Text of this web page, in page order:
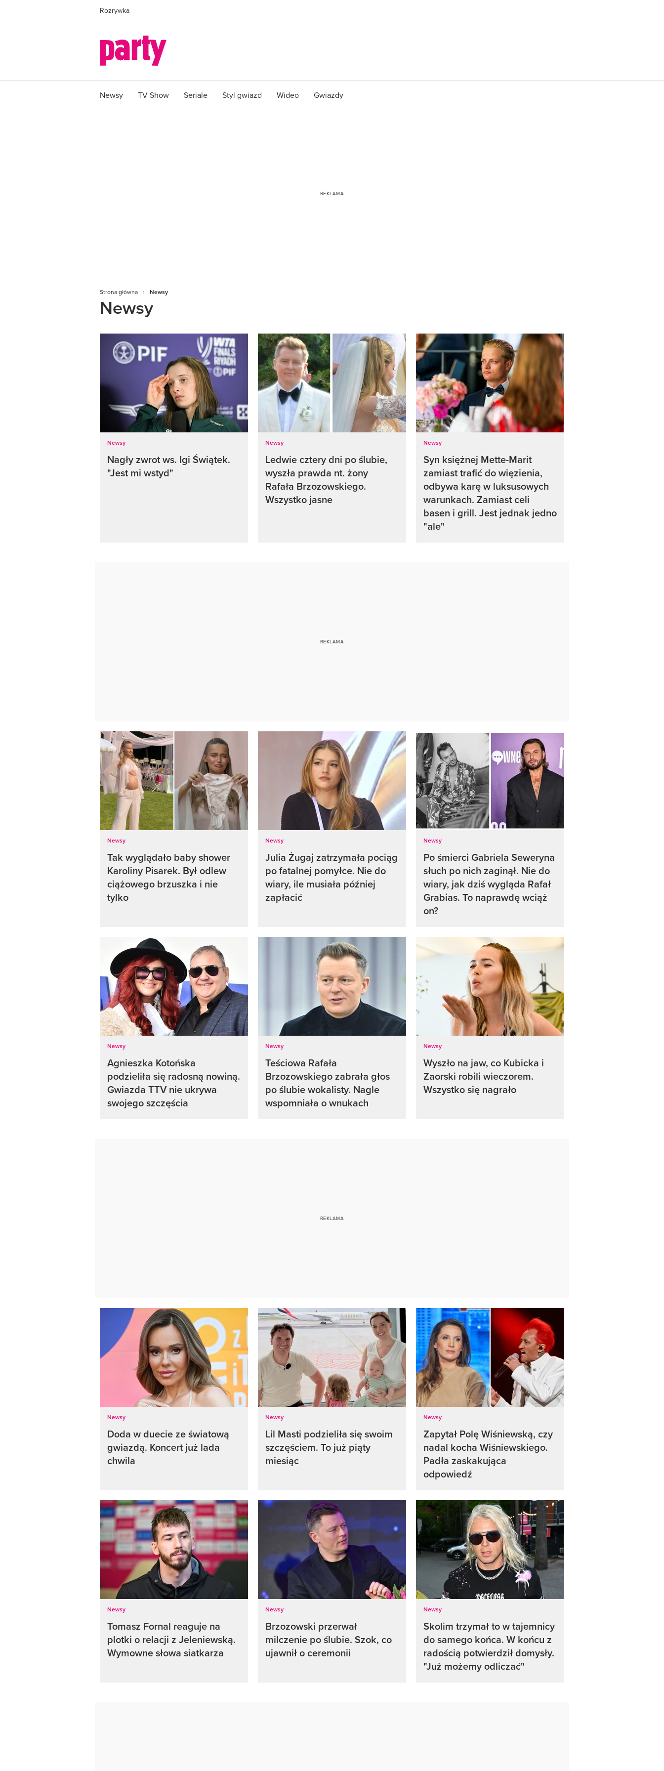
Rozrywka
Newsy TV Show Seriale Styl gwiazd Wideo Gwiazdy
Strona główna Newsy
Newsy
Newsy
Nagły zwrot ws. Igi Świątek.
"Jest mi wstyd"
Newsy
Ledwie cztery dni po ślubie,
wyszła prawda nt. żony
Rafała Brzozowskiego.
Wszystko jasne
Newsy
Syn księżnej Mette-Marit
zamiast trafić do więzienia,
odbywa karę w luksusowych
warunkach. Zamiast celi
basen i grill. Jest jednak jedno
"ale"
Newsy
Tak wyglądało baby shower
Karoliny Pisarek. Był odlew
ciążowego brzuszka i nie
tylko
Newsy
Julia Żugaj zatrzymała pociąg
po fatalnej pomyłce. Nie do
wiary, ile musiała później
zapłacić
Newsy
Po śmierci Gabriela Seweryna
słuch po nich zaginął. Nie do
wiary, jak dziś wygląda Rafał
Grabias. To naprawdę wciąż
on?
Newsy
Agnieszka Kotońska
podzieliła się radosną nowiną.
Gwiazda TTV nie ukrywa
swojego szczęścia
Newsy
Teściowa Rafała
Brzozowskiego zabrała głos
po ślubie wokalisty. Nagle
wspomniała o wnukach
Newsy
Wyszło na jaw, co Kubicka i
Zaorski robili wieczorem.
Wszystko się nagrało
Newsy
Doda w duecie ze światową
gwiazdą. Koncert już lada
chwila
Newsy
Lil Masti podzieliła się swoim
szczęściem. To już piąty
miesiąc
Newsy
Zapytał Polę Wiśniewską, czy
nadal kocha Wiśniewskiego.
Padła zaskakująca
odpowiedź
Newsy
Tomasz Fornal reaguje na
plotki o relacji z Jeleniewską.
Wymowne słowa siatkarza
Newsy
Brzozowski przerwał
milczenie po ślubie. Szok, co
ujawnił o ceremonii
Newsy
Skolim trzymał to w tajemnicy
do samego końca. W końcu z
radością potwierdził domysły.
"Już możemy odliczać"